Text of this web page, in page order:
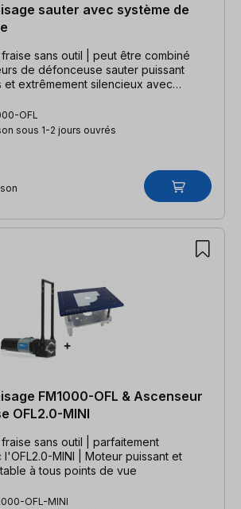
sauter avec système de
sans outil | peut être combiné
défonceuse sauter puissant
et extrêmement silencieux avec
OFL
sous 1-2 jours ouvrés
FM1000-OFL & Ascenseur
OFL2.0-MINI
sans outil | parfaitement
MINI | Moteur puissant et
à tous points de vue
OFL-MINI